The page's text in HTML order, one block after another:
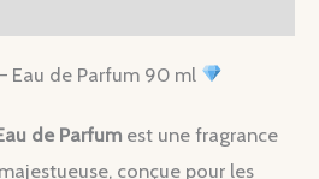
Eau de Parfum 90 ml
de Parfum est une fragrance
conçue pour les